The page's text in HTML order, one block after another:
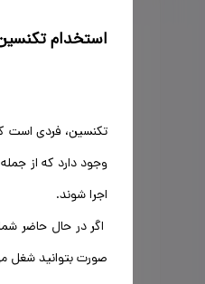
استخدام
تکنسین، فردی است
وجود دارد که از
اجرا شوند.
اگر در حال حاضر
صورت بتوانید شغل